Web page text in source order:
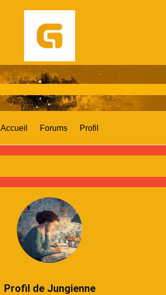
Accueil Forums Profil
Profil de Jungienne